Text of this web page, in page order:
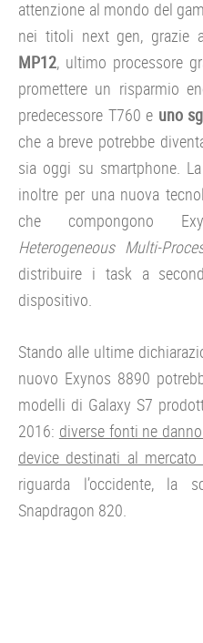
attenzione al mondo del
nei titoli next gen, grazie
MP12, ultimo processore
promettere un risparmio
predecessore T760 e uno
che a breve potrebbe
sia oggi su smartphone.
inoltre per una nuova
che compongono
Heterogeneous Multi-
distribuire i task a
dispositivo.
Stando alle ultime
nuovo Exynos 8890
modelli di Galaxy S7
2016: diverse fonti ne
device destinati al mercato
riguarda l’occidente, la
Snapdragon 820.